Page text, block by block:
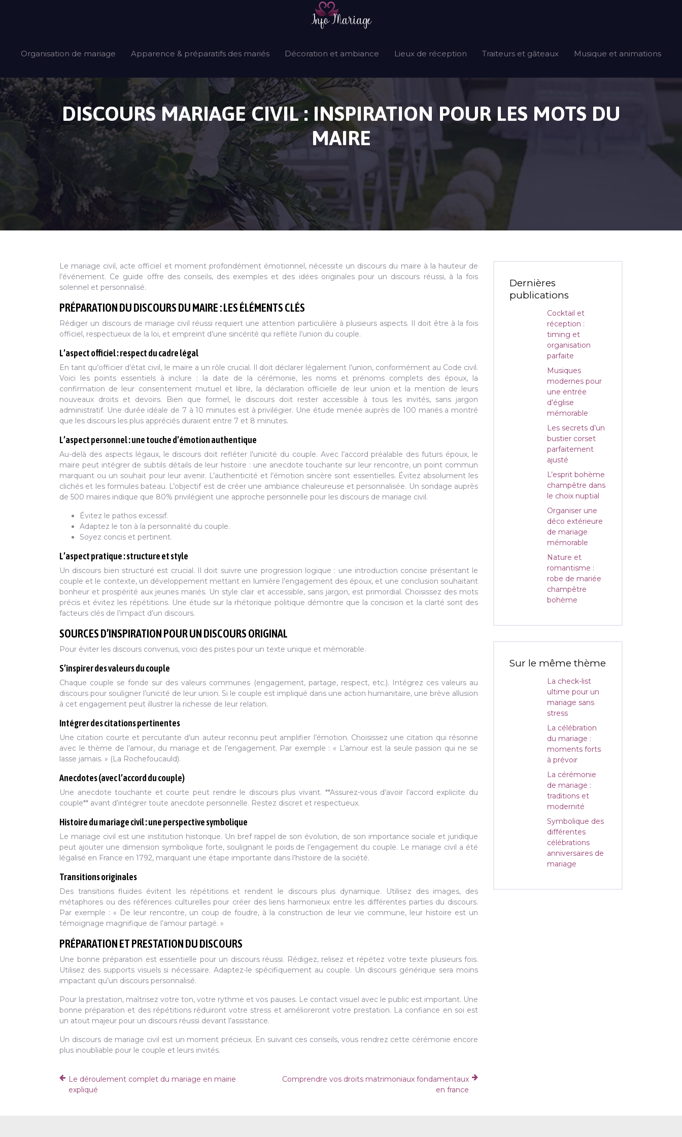
Organisation de mariage Apparence & préparatifs des mariés Décoration et ambiance Lieux de réception Traiteurs et gâteaux Musique et animations
DISCOURS MARIAGE CIVIL : INSPIRATION POUR LES MOTS DU
MAIRE
Le mariage civil, acte officiel et moment profondément émotionnel, nécessite un discours du maire à la hauteur de
l’événement. Ce guide offre des conseils, des exemples et des idées originales pour un discours réussi, à la fois
solennel et personnalisé.
PRÉPARATION DU DISCOURS DU MAIRE : LES ÉLÉMENTS CLÉS
Rédiger un discours de mariage civil réussi requiert une attention particulière à plusieurs aspects. Il doit être à la fois
officiel, respectueux de la loi, et empreint d’une sincérité qui reflète l’union du couple.
L’aspect officiel : respect du cadre légal
En tant qu’officier d’état civil, le maire a un rôle crucial. Il doit déclarer légalement l’union, conformément au Code civil.
Voici les points essentiels à inclure : la date de la cérémonie, les noms et prénoms complets des époux, la
confirmation de leur consentement mutuel et libre, la déclaration officielle de leur union et la mention de leurs
nouveaux droits et devoirs. Bien que formel, le discours doit rester accessible à tous les invités, sans jargon
administratif. Une durée idéale de 7 à 10 minutes est à privilégier. Une étude menée auprès de 100 mariés a montré
que les discours les plus appréciés duraient entre 7 et 8 minutes.
L’aspect personnel : une touche d’émotion authentique
Au-delà des aspects légaux, le discours doit refléter l’unicité du couple. Avec l’accord préalable des futurs époux, le
maire peut intégrer de subtils détails de leur histoire : une anecdote touchante sur leur rencontre, un point commun
marquant ou un souhait pour leur avenir. L’authenticité et l’émotion sincère sont essentielles. Évitez absolument les
clichés et les formules bateau. L’objectif est de créer une ambiance chaleureuse et personnalisée. Un sondage auprès
de 500 maires indique que 80% privilégient une approche personnelle pour les discours de mariage civil.
Évitez le pathos excessif.
Adaptez le ton à la personnalité du couple.
Soyez concis et pertinent.
L’aspect pratique : structure et style
Un discours bien structuré est crucial. Il doit suivre une progression logique : une introduction concise présentant le
couple et le contexte, un développement mettant en lumière l’engagement des époux, et une conclusion souhaitant
bonheur et prospérité aux jeunes mariés. Un style clair et accessible, sans jargon, est primordial. Choisissez des mots
précis et évitez les répétitions. Une étude sur la rhétorique politique démontre que la concision et la clarté sont des
facteurs clés de l’impact d’un discours.
SOURCES D’INSPIRATION POUR UN DISCOURS ORIGINAL
Pour éviter les discours convenus, voici des pistes pour un texte unique et mémorable.
S’inspirer des valeurs du couple
Chaque couple se fonde sur des valeurs communes (engagement, partage, respect, etc.). Intégrez ces valeurs au
discours pour souligner l’unicité de leur union. Si le couple est impliqué dans une action humanitaire, une brève allusion
à cet engagement peut illustrer la richesse de leur relation.
Intégrer des citations pertinentes
Une citation courte et percutante d’un auteur reconnu peut amplifier l’émotion. Choisissez une citation qui résonne
avec le thème de l’amour, du mariage et de l’engagement. Par exemple : « L’amour est la seule passion qui ne se
lasse jamais. » (La Rochefoucauld).
Anecdotes (avec l’accord du couple)
Une anecdote touchante et courte peut rendre le discours plus vivant. **Assurez-vous d’avoir l’accord explicite du
couple** avant d’intégrer toute anecdote personnelle. Restez discret et respectueux.
Histoire du mariage civil : une perspective symbolique
Le mariage civil est une institution historique. Un bref rappel de son évolution, de son importance sociale et juridique
peut ajouter une dimension symbolique forte, soulignant le poids de l’engagement du couple. Le mariage civil a été
légalisé en France en 1792, marquant une étape importante dans l’histoire de la société.
Transitions originales
Des transitions fluides évitent les répétitions et rendent le discours plus dynamique. Utilisez des images, des
métaphores ou des références culturelles pour créer des liens harmonieux entre les différentes parties du discours.
Par exemple : « De leur rencontre, un coup de foudre, à la construction de leur vie commune, leur histoire est un
témoignage magnifique de l’amour partagé. »
PRÉPARATION ET PRESTATION DU DISCOURS
Une bonne préparation est essentielle pour un discours réussi. Rédigez, relisez et répétez votre texte plusieurs fois.
Utilisez des supports visuels si nécessaire. Adaptez-le spécifiquement au couple. Un discours générique sera moins
impactant qu’un discours personnalisé.
Pour la prestation, maîtrisez votre ton, votre rythme et vos pauses. Le contact visuel avec le public est important. Une
bonne préparation et des répétitions réduiront votre stress et amélioreront votre prestation. La confiance en soi est
un atout majeur pour un discours réussi devant l’assistance.
Un discours de mariage civil est un moment précieux. En suivant ces conseils, vous rendrez cette cérémonie encore
plus inoubliable pour le couple et leurs invités.
Le déroulement complet du mariage en mairie
expliqué
Comprendre vos droits matrimoniaux fondamentaux
en france
Dernières
publications
Cocktail et
réception :
timing et
organisation
parfaite
Musiques
modernes pour
une entrée
d’église
mémorable
Les secrets d’un
bustier corset
parfaitement
ajusté
L’esprit bohème
champêtre dans
le choix nuptial
Organiser une
déco extérieure
de mariage
mémorable
Nature et
romantisme :
robe de mariée
champêtre
bohème
Sur le même thème
La check-list
ultime pour un
mariage sans
stress
La célébration
du mariage :
moments forts
à prévoir
La cérémonie
de mariage :
traditions et
modernité
Symbolique des
différentes
célébrations
anniversaires de
mariage